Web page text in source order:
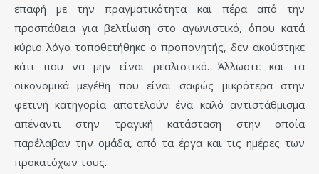
επαφή με την πραγματικότητα και πέρα από την
προσπάθεια για βελτίωση στο αγωνιστικό, όπου κατά
κύριο λόγο τοποθετήθηκε ο προπονητής, δεν ακούστηκε
κάτι που να μην είναι ρεαλιστικό. Άλλωστε και τα
οικονομικά μεγέθη που είναι σαφώς μικρότερα στην
φετινή κατηγορία αποτελούν ένα καλό αντιστάθμισμα
απέναντι στην τραγική κατάσταση στην οποία
παρέλαβαν την ομάδα, από τα έργα και τις ημέρες των
προκατόχων τους.